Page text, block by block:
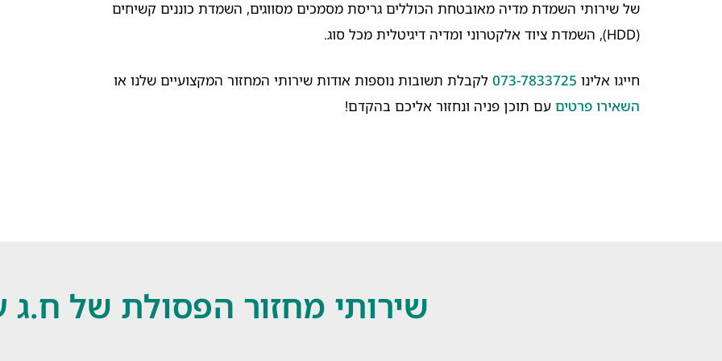
של שירותי השמדת מדיה מאובטחת הכוללים גריסת מסמכים מסווגים, השמדת כוננים קשיחים
(HDD), השמדת ציוד אלקטרוני ומדיה דיגיטלית מכל סוג.
חייגו אלינו 073-7833725 לקבלת תשובות נוספות אודות שירותי המחזור המקצועיים שלנו או
השאירו פרטים עם תוכן פניה ונחזור אליכם בהקדם!
שירותי מחזור הפסולת של ח.ג